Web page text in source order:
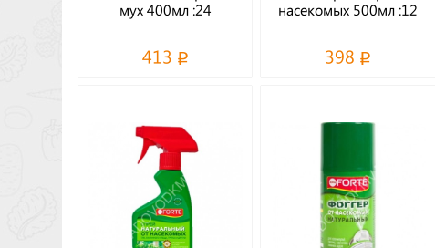
мух 400мл :24
413
насекомых 500мл :12
398